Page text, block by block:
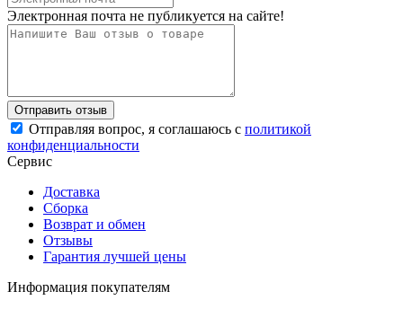
Электронная почта не публикуется на сайте!
Отправляя вопрос, я соглашаюсь с политикой
конфиденциальности
Сервис
Доставка
Сборка
Возврат и обмен
Отзывы
Гарантия лучшей цены
Информация покупателям